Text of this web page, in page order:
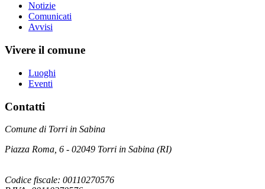
Notizie
Comunicati
Avvisi
Vivere il comune
Luoghi
Eventi
Contatti
Comune di Torri in Sabina
Piazza Roma, 6 - 02049 Torri in Sabina (RI)
Codice fiscale: 00110270576